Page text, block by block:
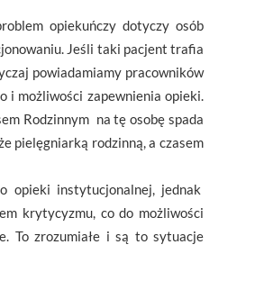
opiekuńczy dotyczy osób
Jeśli taki pacjent trafia
powiadamiamy pracowników
i możliwości zapewnienia opieki.
Rodzinnym na tę osobę spada
pielęgniarką rodzinną, a czasem
opieki instytucjonalnej, jednak
krytycyzmu, co do możliwości
To zrozumiałe i są to sytuacje